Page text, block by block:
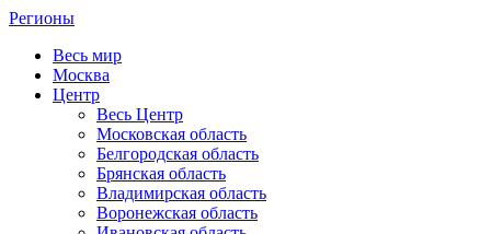
Регионы
Весь мир
Москва
Центр
Весь Центр
Московская область
Белгородская область
Брянская область
Владимирская область
Воронежская область